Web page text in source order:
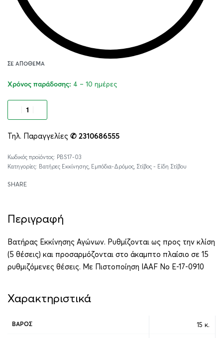
ΣΕ ΑΠΌΘΕΜΑ
Χρόνος παράδοσης: 4 – 10 ημέρες
Τηλ. Παραγγελίες ✆ 2310686555
PBS17-03
Κατηγορίες: Βατήρες Εκκίνησης Εμπόδια-Δρόμος Στίβος - Είδη Στίβου
SHARE
Περιγραφή
Βατήρας Εκκίνησης Αγώνων. Ρυθμίζονται ως προς την κλίση
(5 θέσεις) και προσαρμόζονται στο άκαμπτο πλαίσιο σε 15
ρυθμιζόμενες θέσεις. Με Πιστοποίηση IAAF No E-17-0910
Χαρακτηριστικά
ΒΆΡΟΣ 15 κ.